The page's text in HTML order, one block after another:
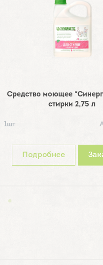
Средство моющее
стирки 2,75 л
1шт
Подробнее